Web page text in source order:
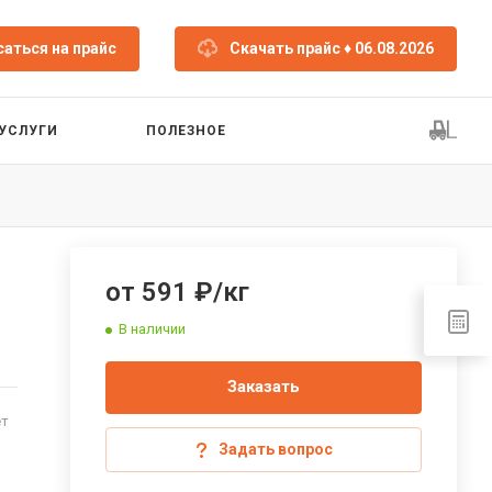
на прайс Скачать прайс♦ 06.08.2026
ПОЛЕЗНОЕ
от 591 ₽/кг
В наличии
Заказать
Задать вопрос